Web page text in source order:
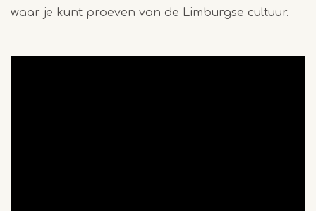
waar je kunt proeven van de Limburgse cultuur.